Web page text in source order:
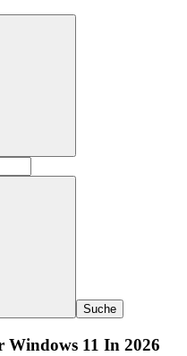
Windows 11 In 2026